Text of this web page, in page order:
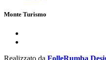
Monte Turismo